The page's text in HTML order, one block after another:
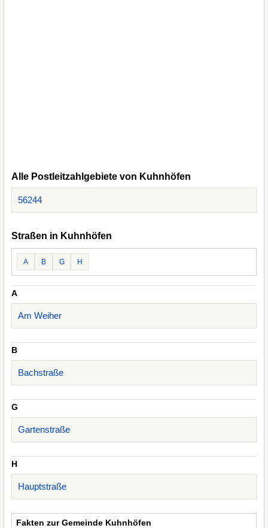
Alle Postleitzahlgebiete von Kuhnhöfen
56244
Straßen in Kuhnhöfen
A B G H
A
Am Weiher
B
Bachstraße
G
Gartenstraße
H
Hauptstraße
Fakten zur Gemeinde Kuhnhöfen